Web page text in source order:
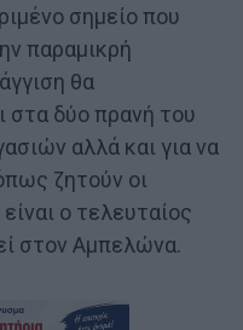
σημείο που
παραμικρή
θα
στα δύο πρανή του
αλλά και για να
ζητούν οι
ο τελευταίος
στον Αμπελώνα.